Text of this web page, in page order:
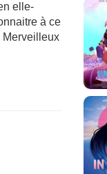
elle-
à ce
Merveilleux